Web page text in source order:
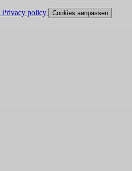
Privacy policy Cookies aanpassen